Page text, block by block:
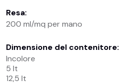
Resa:
200 ml/mq per mano
Dimensione del contenitore:
Incolore
5 lt
12,5 lt